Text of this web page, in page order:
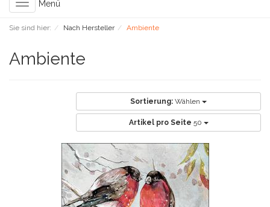
Toggle
navigation
Menü
Sie sind hier: Nach Hersteller Ambiente
Ambiente
Sortierung: Wählen
Artikel pro Seite 50